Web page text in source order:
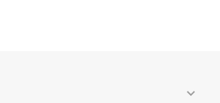
expand_more